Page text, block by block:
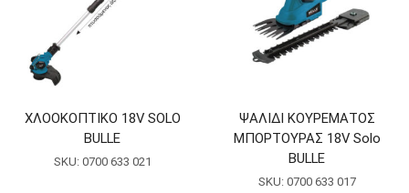
ΧΛΟΟΚΟΠΤΙΚΟ 18V SOLO
BULLE
SKU: 0700 633 021
ΨΑΛΙΔΙ ΚΟΥΡΕΜΑΤΟΣ
ΜΠΟΡΤΟΥΡΑΣ 18V Solo
BULLE
SKU: 0700 633 017